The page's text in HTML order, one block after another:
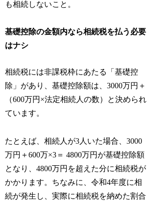
も相続しないこと。
基礎控除の金額内なら相続税を払う必要
はナシ
相続税には非課税枠にあたる「基礎控
除」があり、基礎控除額は、3000万円＋
（600万円×法定相続人の数）と決められ
ています。
たとえば、相続人が3人いた場合、3000
万円＋600万×3＝ 4800万円が基礎控除額
となり、4800万円を超えた分に相続税が
かかります。ちなみに、令和4年度に相
続が発生し、実際に相続税を納めた割合